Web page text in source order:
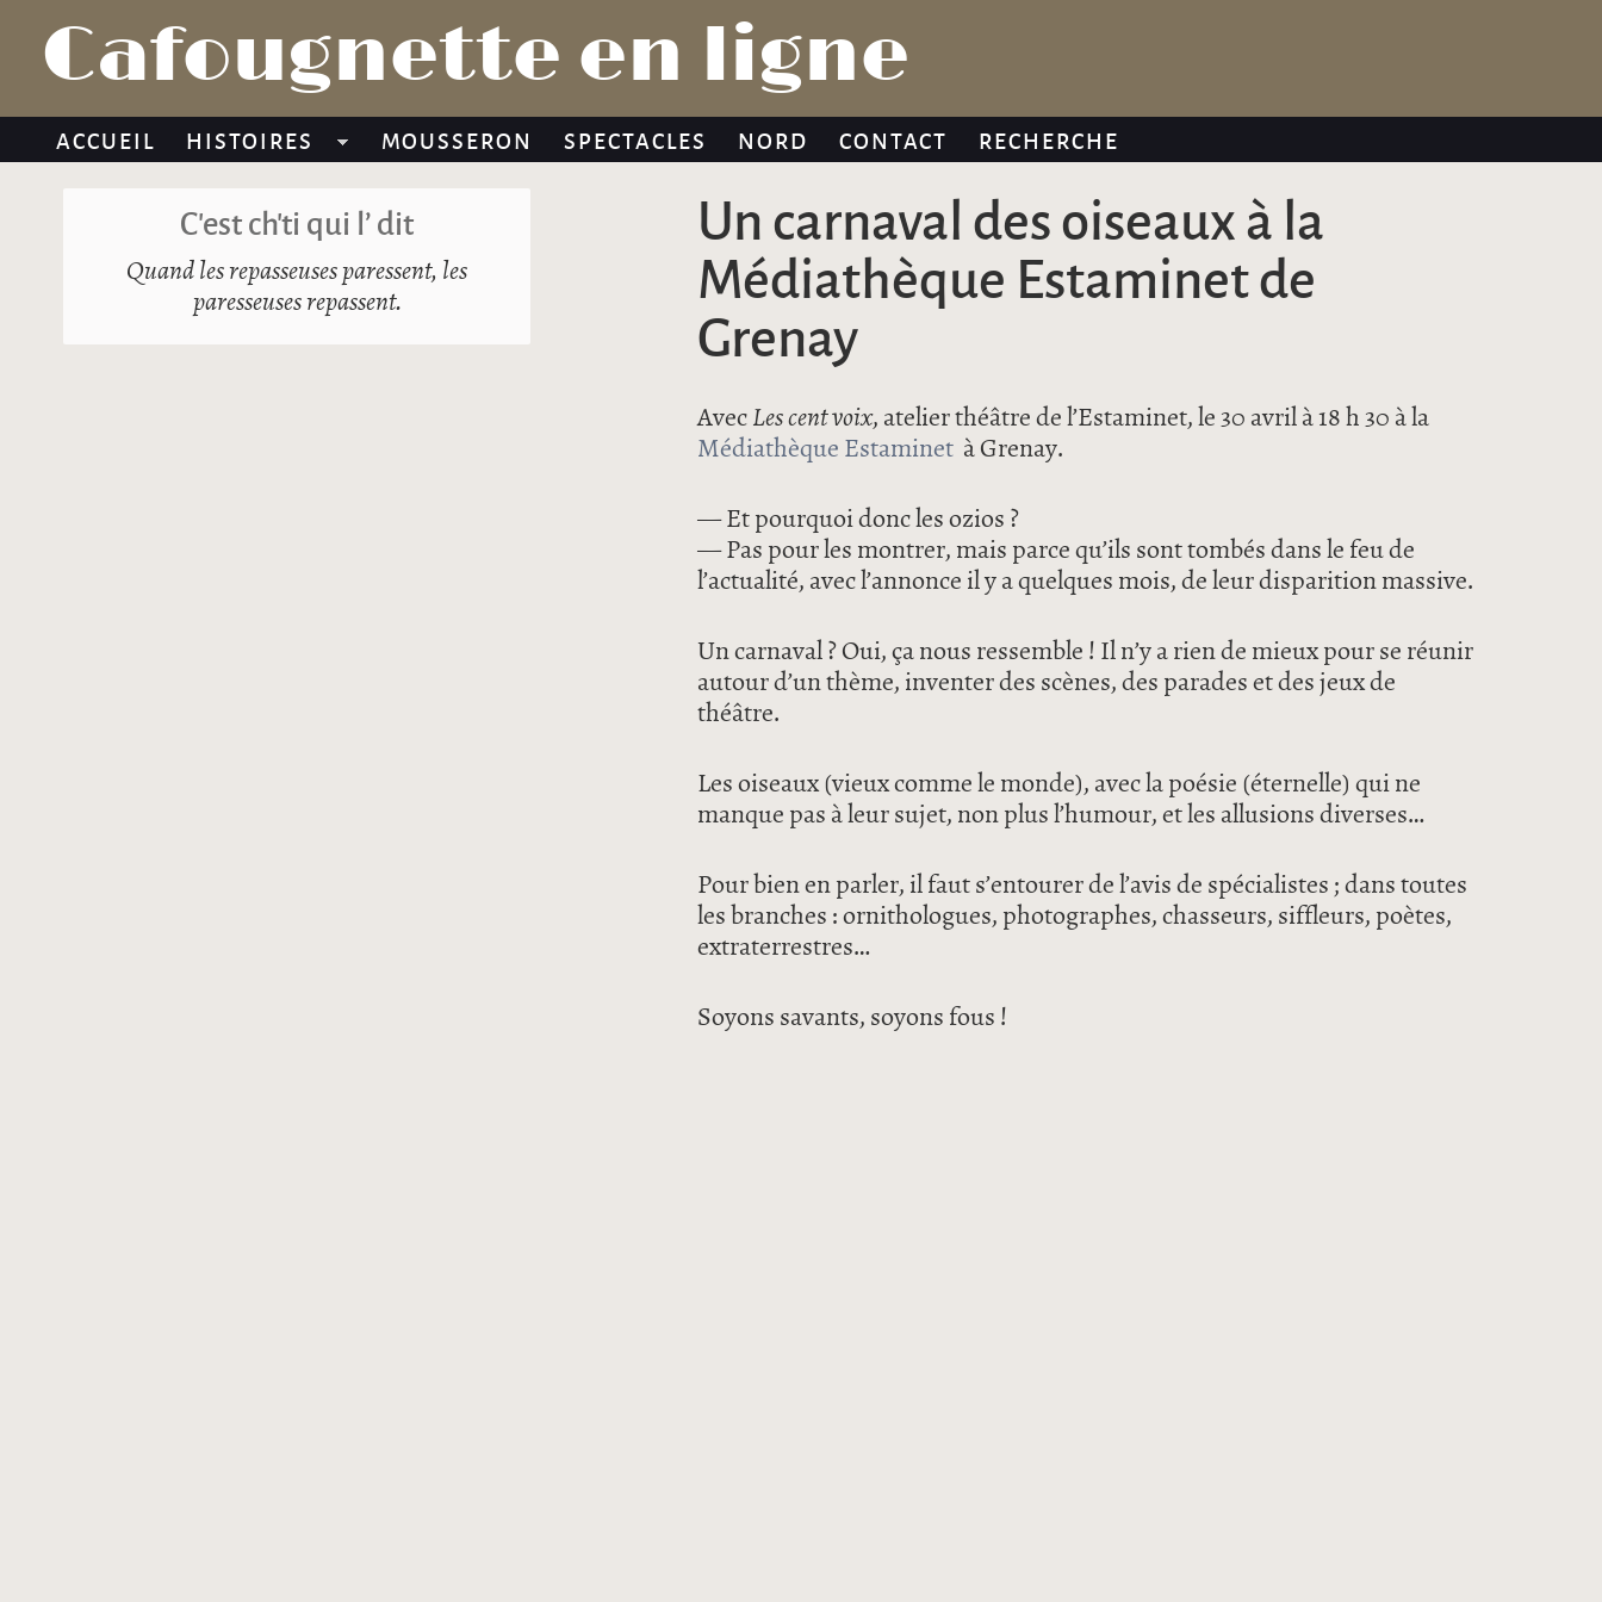
Jump to navigation
Cafougnette en ligne
ACCUEIL HISTOIRES MOUSSERON SPECTACLES NORD CONTACT RECHERCHE
Un carnaval des oiseaux à la
Médiathèque Estaminet de
Grenay
Avec Les cent voix, atelier théâtre de l’Estaminet, le 30 avril à 18 h 30 à la
Médiathèque Estaminet à Grenay.
— Et pourquoi donc les ozios ?
— Pas pour les montrer, mais parce qu’ils sont tombés dans le feu de
l’actualité, avec l’annonce il y a quelques mois, de leur disparition massive.
Un carnaval ? Oui, ça nous ressemble ! Il n’y a rien de mieux pour se réunir
autour d’un thème, inventer des scènes, des parades et des jeux de
théâtre.
Les oiseaux (vieux comme le monde), avec la poésie (éternelle) qui ne
manque pas à leur sujet, non plus l’humour, et les allusions diverses…
Pour bien en parler, il faut s’entourer de l’avis de spécialistes ; dans toutes
les branches : ornithologues, photographes, chasseurs, siffleurs, poètes,
extraterrestres…
Soyons savants, soyons fous !
C’est ch’ti qui l’ dit
Quand les repasseuses paressent, les
paresseuses repassent.